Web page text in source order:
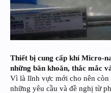
Thiết bị cung cấp khí Micro-
những băn khoăn, thắc mắc
Vì là lĩnh vực mới cho nên
những yêu cầu và đề nghị từ